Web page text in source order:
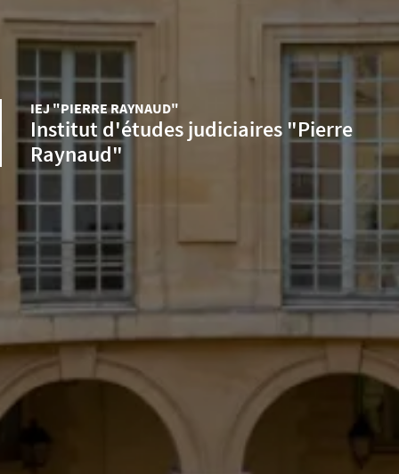
IEJ "PIERRE RAYNAUD"
Institut d'études judiciaires "Pierre
Raynaud"